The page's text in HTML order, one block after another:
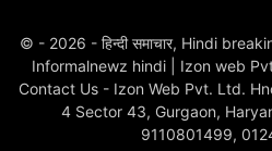
© - 2026 - हिन्दी समाचार, Hindi
Informalnewz hindi | Izon web
Contact Us - Izon Web Pvt. Ltd.
4 Sector 43, Gurgaon,
9110801499,